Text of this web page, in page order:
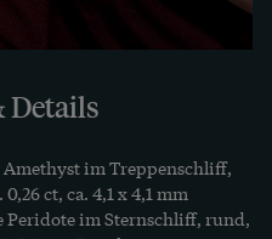
Details
im Treppenschliff,
ct, ca. 4,1 x 4,1 mm
Peridote im Sternschliff, rund,